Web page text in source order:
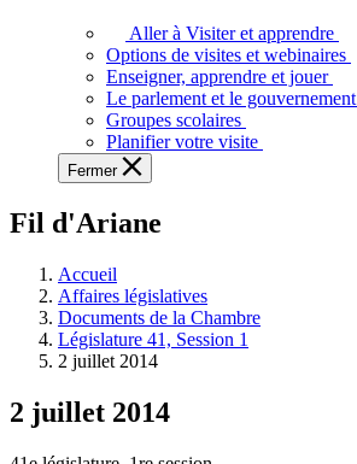
voir,
apprendre
et
à
à
législative.
Aller à Visiter et apprendre
Options de visites et webinaires
Enseigner, apprendre et jouer
Le parlement et le gouvernement
Groupes scolaires
Planifier votre visite
Fermer
Fil d'Ariane
Accueil
Affaires législatives
Documents de la Chambre
Législature 41, Session 1
2 juillet 2014
2 juillet 2014